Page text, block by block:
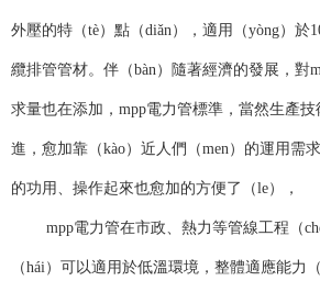
外壓的特（tè）點（diǎn），適用（yòng）於
纜排管管材。伴（bàn）隨著經濟的發展，對
求量也在添加，mpp電力管標準，當然生產
進，愈加靠（kào）近人們（men）的運用需
的功用、操作起來也愈加的方便了（le），
mpp電力管在市政、熱力等管線工程（
（hái）可以適用於低溫環境，整體適應能力